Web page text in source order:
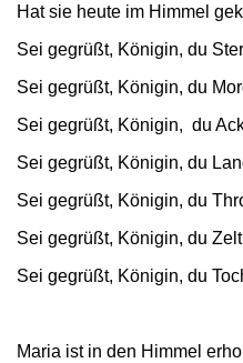
Hat sie heute im Himmel
Sei gegrüßt, Königin, du
Sei gegrüßt, Königin, du
Sei gegrüßt, Königin, du
Sei gegrüßt, Königin, du
Sei gegrüßt, Königin, du
Sei gegrüßt, Königin, du
Sei gegrüßt, Königin, du
Maria ist in den Himmel